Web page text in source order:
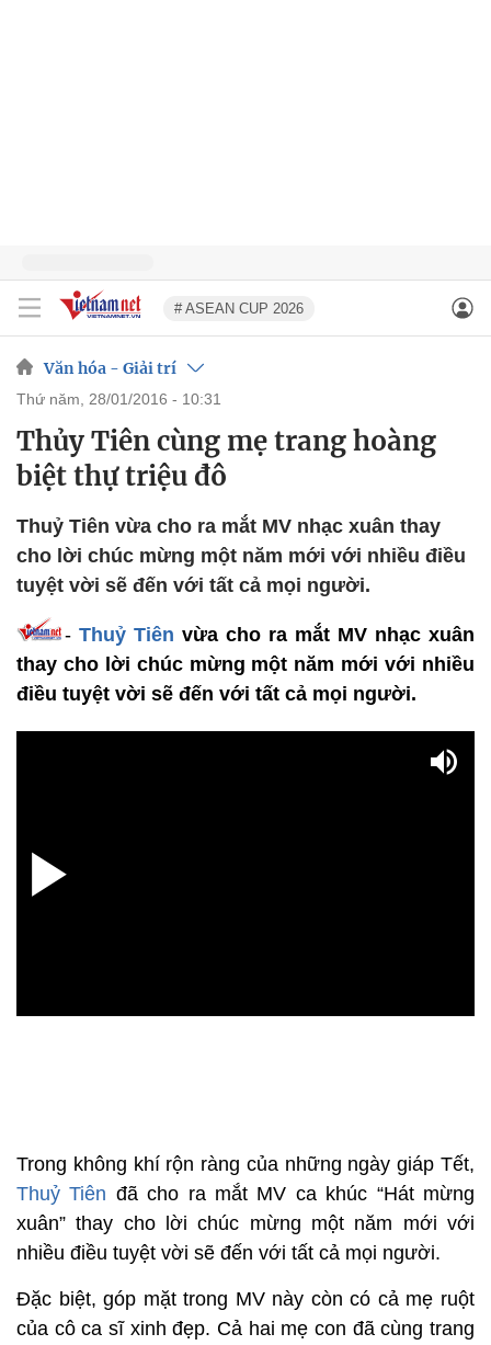
# ASEAN CUP 2026
Văn hóa - Giải trí
thứ năm, 28/01/2016 - 10:31
Thủy Tiên cùng mẹ trang hoàng
biệt thự triệu đô
Thuỷ Tiên vừa cho ra mắt MV nhạc xuân thay
cho lời chúc mừng một năm mới với nhiều điều
tuyệt vời sẽ đến với tất cả mọi người.
- Thuỷ Tiên vừa cho ra mắt MV nhạc xuân
thay cho lời chúc mừng một năm mới với nhiều
điều tuyệt vời sẽ đến với tất cả mọi người.
Trong không khí rộn ràng của những ngày giáp Tết,
Thuỷ Tiên đã cho ra mắt MV ca khúc “Hát mừng
xuân” thay cho lời chúc mừng một năm mới với
nhiều điều tuyệt vời sẽ đến với tất cả mọi người.
Đặc biệt, góp mặt trong MV này còn có cả mẹ ruột
của cô ca sĩ xinh đẹp. Cả hai mẹ con đã cùng trang